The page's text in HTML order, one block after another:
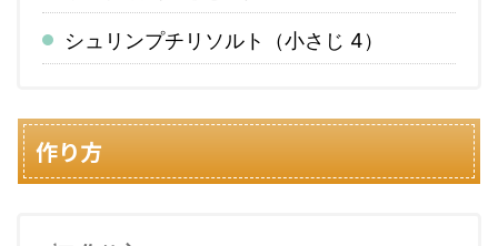
シュリンプチリソルト（小さじ 4）
作り方